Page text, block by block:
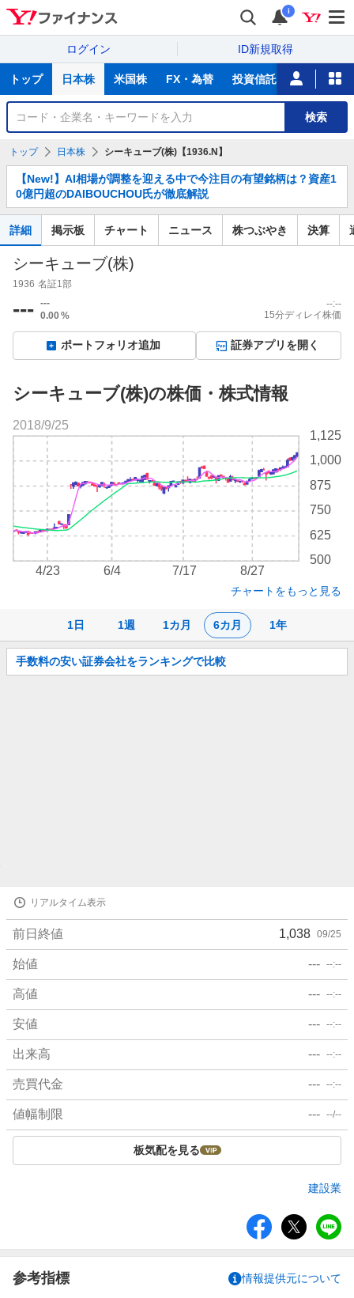
i
ログイン ID新規取得
サ
トップ 日本株 米国株 FX・為替 投資信託 ニュース
銘
検
検索
トップ 日本株 シーキューブ(株)【1936.N】
知
ら
せ
【New!】AI相場が調整を迎える中で今注目の有望銘柄は？資産1
0億円超のDAIBOUCHOU氏が徹底解説
詳細 掲示板 チャート ニュース 株つぶやき 決算
シーキューブ(株)
1936 名証1部
--- ---
0.00%
--:--
15分ディレイ株価
ポートフォリオ追加 証券アプリを開く
シーキューブ(株)の株価・株式情報
1日 1週 1カ月 6カ月 1年
500
625
750
875
1,000
1,125
4/23 6/4 7/17 8/27
2018/9/25
チャートをもっと見る
お
知
手数料の安い証券会社をランキングで比較
リアルタイム表示
前日終値 1,038 09/25
始値 --- --:--
高値 --- --:--
安値 --- --:--
出来高 --- --:--
売買代金 --- --:--
値幅制限 --- --/--
板気配を見る
建設業
ア
参考指標 情報提供元について